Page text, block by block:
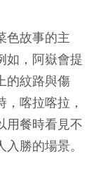
色故事的主
如，阿嶽會提
的紋路與傷
喀拉喀拉，
用餐時看見不
勝的場景。